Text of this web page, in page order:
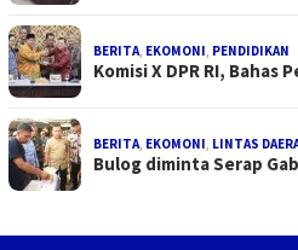
BERITA EKOMONI PENDIDIKAN
Komisi X DPR RI, Bahas
BERITA EKOMONI LINTAS
Bulog diminta Serap